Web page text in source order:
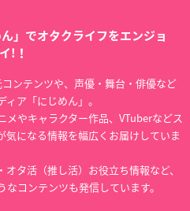
」でオタクライフをエンジョ
イ!！
ンテンツや、声優・舞台・俳優など
ア「にじめん」。
やキャラクター作品、VTuberなどス
気になる情報を幅広くお届けしていま
タ活（推し活）お役立ち情報など、
コンテンツも発信しています。